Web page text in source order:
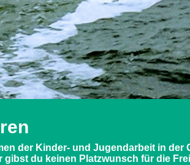
der Kinder- und Jugendarbeit in der
du keinen Platzwunsch für die